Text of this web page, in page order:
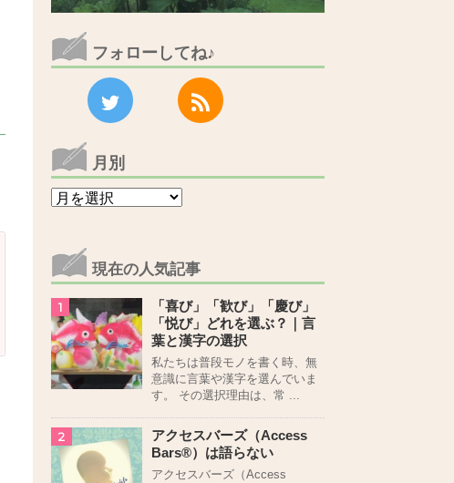
フォローしてね♪
月別
月
現在の人気記事
1
「喜び」「歓び」「慶び」
「悦び」どれを選ぶ？｜言
葉と漢字の選択
私たちは普段モノを書く時、無
意識に言葉や漢字を選んでいま
す。 その選択理由は、常 ...
2
アクセスバーズ（Access
Bars®）は語らない
アクセスバーズ（Access